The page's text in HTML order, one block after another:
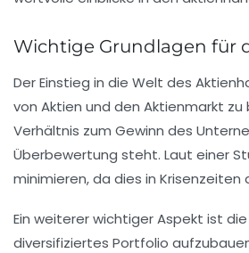
Wichtige Grundlagen für
Der Einstieg in die Welt des
von Aktien und den Aktienmarkt zu
Verhältnis zum Gewinn des
Überbewertung steht. Laut einer
minimieren, da dies in
Ein weiterer wichtiger Aspekt ist die
diversifiziertes Portfolio